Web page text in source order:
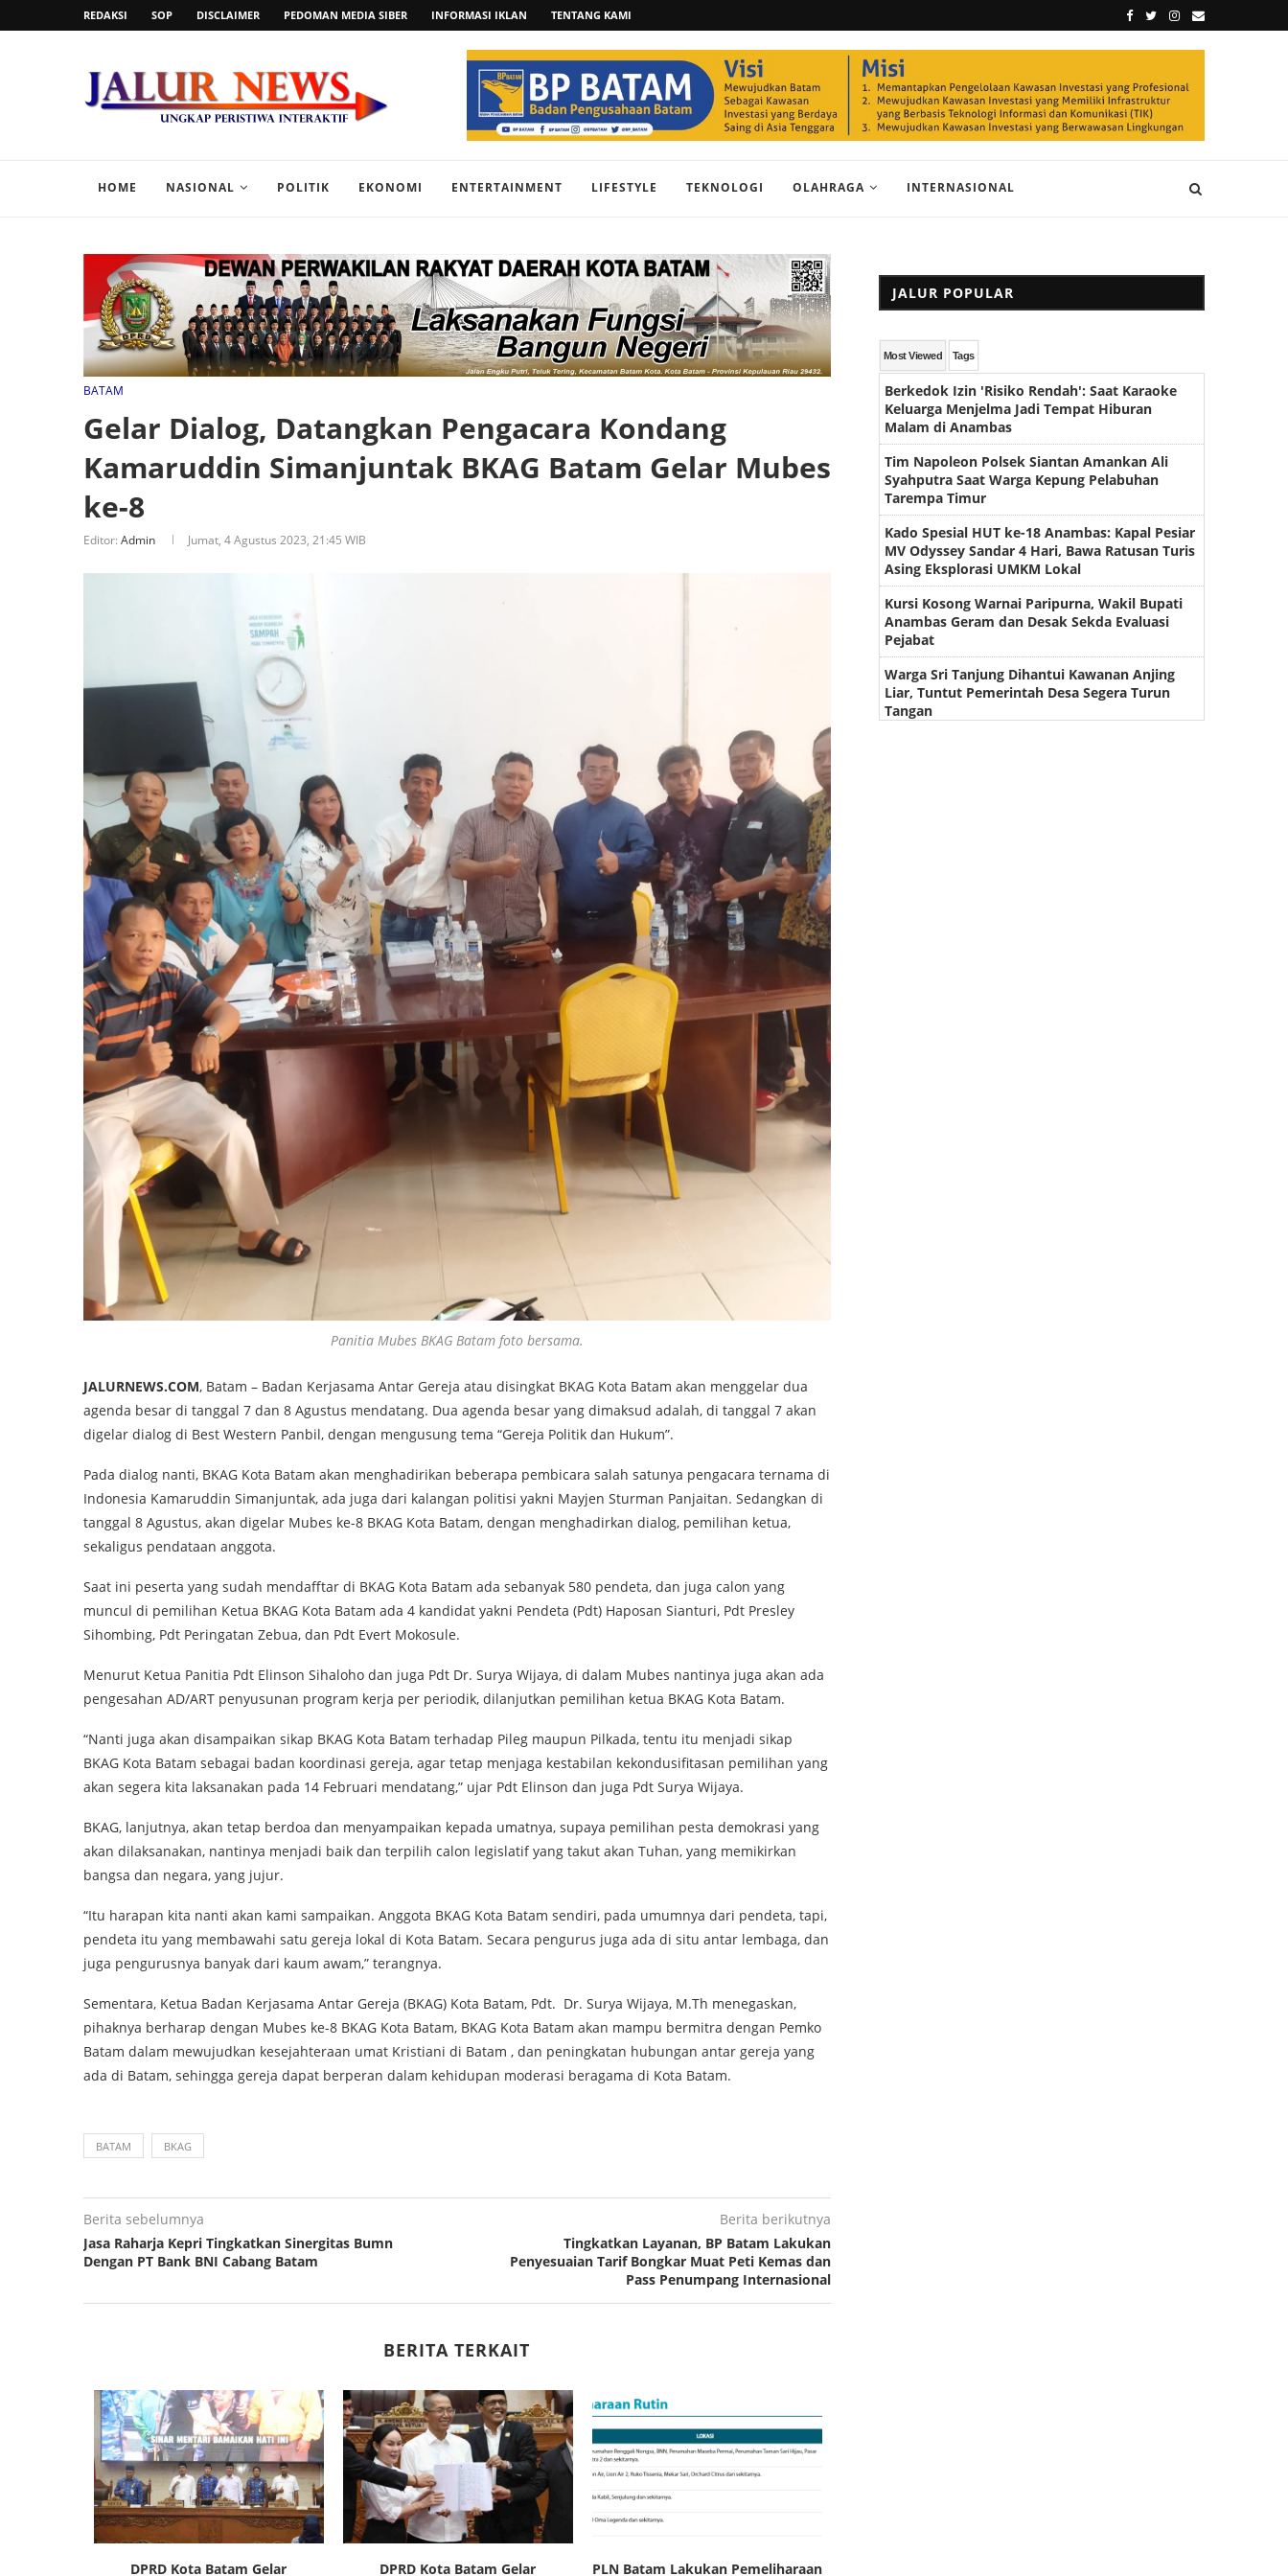
REDAKSI SOP DISCLAIMER PEDOMAN MEDIA SIBER INFORMASI IKLAN TENTANG KAMI
HOME NASIONAL POLITIK EKONOMI ENTERTAINMENT LIFESTYLE TEKNOLOGI OLAHRAGA INTERNASIONAL
BATAM
Gelar Dialog, Datangkan Pengacara Kondang
Kamaruddin Simanjuntak BKAG Batam Gelar Mubes
ke-8
Editor: Admin Jumat, 4 Agustus 2023, 21:45 WIB
Panitia Mubes BKAG Batam foto bersama.
JALURNEWS.COM, Batam – Badan Kerjasama Antar Gereja atau disingkat BKAG Kota Batam akan menggelar dua
agenda besar di tanggal 7 dan 8 Agustus mendatang. Dua agenda besar yang dimaksud adalah, di tanggal 7 akan
digelar dialog di Best Western Panbil, dengan mengusung tema “Gereja Politik dan Hukum”.
Pada dialog nanti, BKAG Kota Batam akan menghadirikan beberapa pembicara salah satunya pengacara ternama di
Indonesia Kamaruddin Simanjuntak, ada juga dari kalangan politisi yakni Mayjen Sturman Panjaitan. Sedangkan di
tanggal 8 Agustus, akan digelar Mubes ke-8 BKAG Kota Batam, dengan menghadirkan dialog, pemilihan ketua,
sekaligus pendataan anggota.
Saat ini peserta yang sudah mendafftar di BKAG Kota Batam ada sebanyak 580 pendeta, dan juga calon yang
muncul di pemilihan Ketua BKAG Kota Batam ada 4 kandidat yakni Pendeta (Pdt) Haposan Sianturi, Pdt Presley
Sihombing, Pdt Peringatan Zebua, dan Pdt Evert Mokosule.
Menurut Ketua Panitia Pdt Elinson Sihaloho dan juga Pdt Dr. Surya Wijaya, di dalam Mubes nantinya juga akan ada
pengesahan AD/ART penyusunan program kerja per periodik, dilanjutkan pemilihan ketua BKAG Kota Batam.
“Nanti juga akan disampaikan sikap BKAG Kota Batam terhadap Pileg maupun Pilkada, tentu itu menjadi sikap
BKAG Kota Batam sebagai badan koordinasi gereja, agar tetap menjaga kestabilan kekondusifitasan pemilihan yang
akan segera kita laksanakan pada 14 Februari mendatang,” ujar Pdt Elinson dan juga Pdt Surya Wijaya.
BKAG, lanjutnya, akan tetap berdoa dan menyampaikan kepada umatnya, supaya pemilihan pesta demokrasi yang
akan dilaksanakan, nantinya menjadi baik dan terpilih calon legislatif yang takut akan Tuhan, yang memikirkan
bangsa dan negara, yang jujur.
“Itu harapan kita nanti akan kami sampaikan. Anggota BKAG Kota Batam sendiri, pada umumnya dari pendeta, tapi,
pendeta itu yang membawahi satu gereja lokal di Kota Batam. Secara pengurus juga ada di situ antar lembaga, dan
juga pengurusnya banyak dari kaum awam,” terangnya.
Sementara, Ketua Badan Kerjasama Antar Gereja (BKAG) Kota Batam, Pdt. Dr. Surya Wijaya, M.Th menegaskan,
pihaknya berharap dengan Mubes ke-8 BKAG Kota Batam, BKAG Kota Batam akan mampu bermitra dengan Pemko
Batam dalam mewujudkan kesejahteraan umat Kristiani di Batam , dan peningkatan hubungan antar gereja yang
ada di Batam, sehingga gereja dapat berperan dalam kehidupan moderasi beragama di Kota Batam.
BATAM BKAG
Berita sebelumnya
Jasa Raharja Kepri Tingkatkan Sinergitas Bumn
Dengan PT Bank BNI Cabang Batam
Berita berikutnya
Tingkatkan Layanan, BP Batam Lakukan
Penyesuaian Tarif Bongkar Muat Peti Kemas dan
Pass Penumpang Internasional
BERITA TERKAIT
DPRD Kota Batam Gelar
DPRD Kota Batam Gelar
PLN Batam Lakukan Pemeliharaan
JALUR POPULAR
Most Viewed Tags
Berkedok Izin 'Risiko Rendah': Saat Karaoke
Keluarga Menjelma Jadi Tempat Hiburan
Malam di Anambas
Tim Napoleon Polsek Siantan Amankan Ali
Syahputra Saat Warga Kepung Pelabuhan
Tarempa Timur
Kado Spesial HUT ke-18 Anambas: Kapal Pesiar
MV Odyssey Sandar 4 Hari, Bawa Ratusan Turis
Asing Eksplorasi UMKM Lokal
Kursi Kosong Warnai Paripurna, Wakil Bupati
Anambas Geram dan Desak Sekda Evaluasi
Pejabat
Warga Sri Tanjung Dihantui Kawanan Anjing
Liar, Tuntut Pemerintah Desa Segera Turun
Tangan